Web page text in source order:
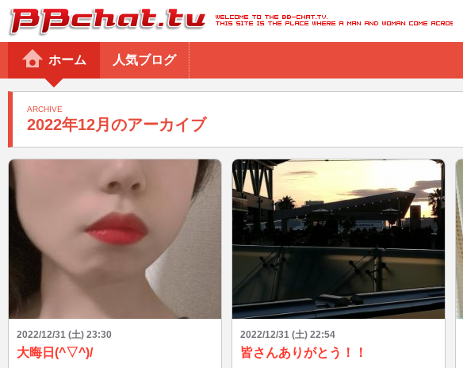
BBchatTV
ホーム 人気ブログ
2022年12月のアーカイブ
ARCHIVE
2022/12/31 (土) 23:30
大晦日(^▽^)/
2022/12/31 (土) 22:54
皆さんありがとう！！